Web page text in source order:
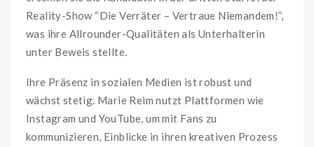
Reality-Show “Die Verräter – Vertraue Niemandem!”,
was ihre Allrounder-Qualitäten als Unterhalterin
unter Beweis stellte.
Ihre Präsenz in sozialen Medien ist robust und
wächst stetig. Marie Reim nutzt Plattformen wie
Instagram und YouTube, um mit Fans zu
kommunizieren, Einblicke in ihren kreativen Prozess